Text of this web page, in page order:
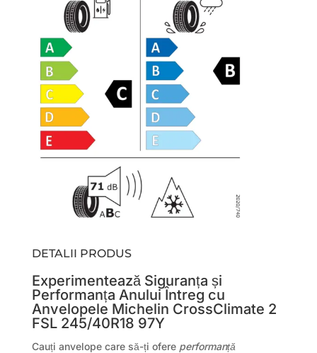
DETALII PRODUS
Experimentează Siguranța și
Performanța Anului Întreg cu
Anvelopele Michelin CrossClimate 2
FSL 245/40R18 97Y
Cauți anvelope care să-ți ofere performanță